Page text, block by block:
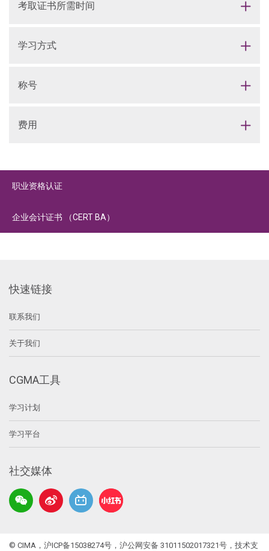
考取证书所需时间
学习方式
称号
费用
职业资格认证
企业会计证书 （CERT BA）
快速链接
联系我们
关于我们
CGMA工具
学习计划
学习平台
社交媒体
© CIMA， 沪ICP备15038274号 ， 沪公网安备 31011502017321号 ，技术支